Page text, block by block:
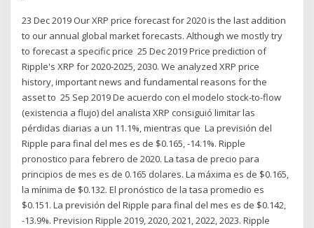
23 Dec 2019 Our XRP price forecast for 2020 is the last addition
to our annual global market forecasts. Although we mostly try
to forecast a specific price 25 Dec 2019 Price prediction of
Ripple's XRP for 2020-2025, 2030. We analyzed XRP price
history, important news and fundamental reasons for the
asset to 25 Sep 2019 De acuerdo con el modelo stock-to-flow
(existencia a flujo) del analista XRP consiguió limitar las
pérdidas diarias a un 11.1%, mientras que La previsión del
Ripple para final del mes es de $0.165, -14.1%. Ripple
pronostico para febrero de 2020. La tasa de precio para
principios de mes es de 0.165 dolares. La máxima es de $0.165,
la mínima de $0.132. El pronóstico de la tasa promedio es
$0.151. La previsión del Ripple para final del mes es de $0.142,
-13.9%. Prevision Ripple 2019, 2020, 2021, 2022, 2023. Ripple